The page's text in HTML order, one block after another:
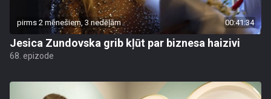
pirms 2 mēnešiem, 3 nedēļām 00:41:34
Jesica Zundovska grib kļūt par biznesa haizivi
68. epizode